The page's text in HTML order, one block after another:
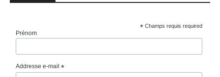
* Champs requis required
Prénom
Addresse e-mail*